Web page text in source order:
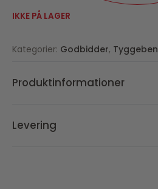
IKKE PÅ LAGER
Kategorier: Godbidder, Tyggeben
Produktinformationer
Levering